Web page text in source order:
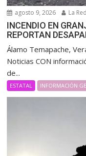
agosto 9, 2026 La
INCENDIO EN
REPORTAN
Álamo Temapache,
Noticias CON
de...
ESTATAL INFORMACIÓN